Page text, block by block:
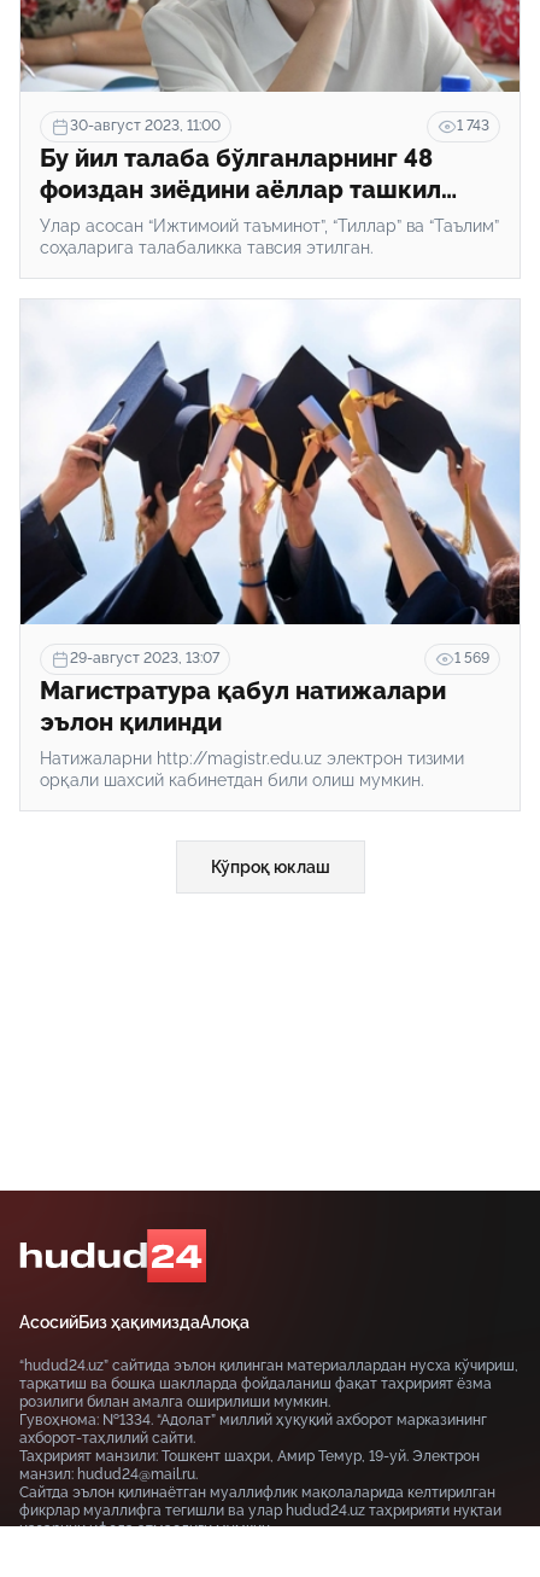
30-август 2023, 11:00 1 743
​​Бу йил талаба бўлганларнинг 48
фоиздан зиёдини аёллар ташкил
қилди
Улар асосан “Ижтимоий таъминот”, “Тиллар” ва “Таълим”
соҳаларига талабаликка тавсия этилган.
29-август 2023, 13:07 1 569
Магистратура қабул натижалари
эълон қилинди
Натижаларни http://magistr.edu.uz электрон тизими
орқали шахсий кабинетдан били олиш мумкин.
Кўпроқ юклаш
АсосийБиз ҳақимиздаАлоқа
“hudud24.uz” сайтида эълон қилинган материаллардан нусха кўчириш,
тарқатиш ва бошқа шаклларда фойдаланиш фақат таҳририят ёзма
розилиги билан амалга оширилиши мумкин.
Гувоҳнома: №1334. “Адолат” миллий ҳуқуқий ахборот марказининг
ахборот-таҳлилий сайти.
Таҳририят манзили: Тошкент шаҳри, Амир Темур, 19-уй. Электрон
манзил: hudud24@mail.ru.
Сайтда эълон қилинаётган муаллифлик мақолаларида келтирилган
фикрлар муаллифга тегишли ва улар hudud24.uz таҳририяти нуқтаи
назарини ифода этмаслиги мумкин.